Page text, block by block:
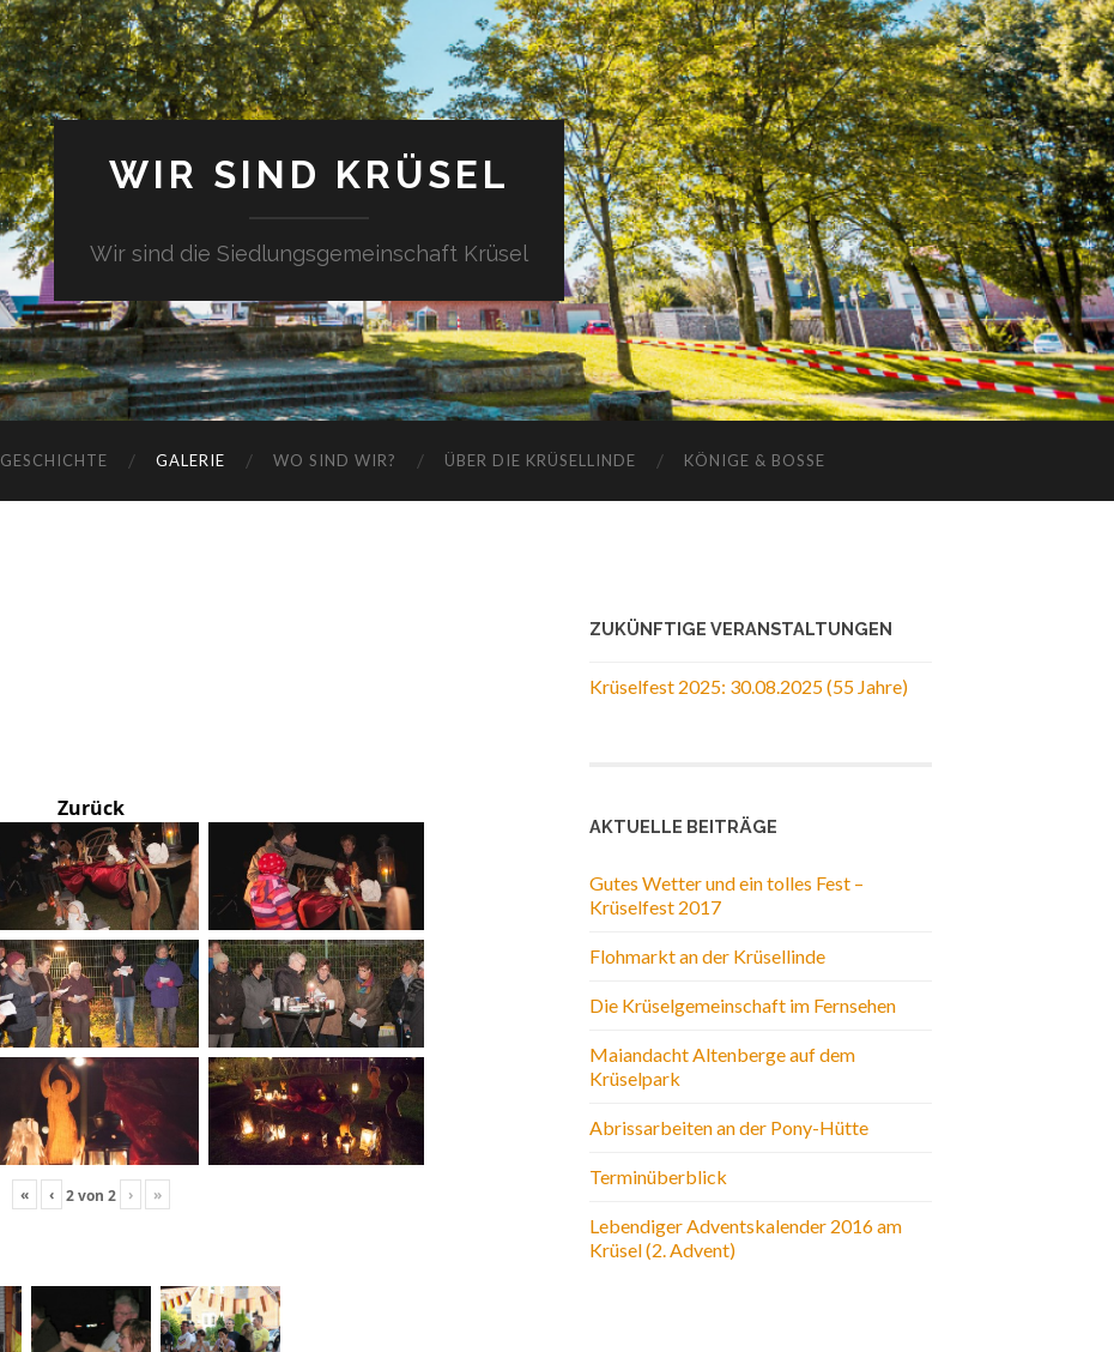
WIR SIND KRÜSEL
Wir sind die Siedlungsgemeinschaft Krüsel
GESCHICHTE GALERIE WO SIND WIR? ÜBER DIE KRÜSELLINDE KÖNIGE & BOSSE
Zurück
« ‹ 2von 2 › »
ZUKÜNFTIGE VERANSTALTUNGEN
Krüselfest 2025: 30.08.2025 (55 Jahre)
AKTUELLE BEITRÄGE
Gutes Wetter und ein tolles Fest –
Krüselfest 2017
Flohmarkt an der Krüsellinde
Die Krüselgemeinschaft im Fernsehen
Maiandacht Altenberge auf dem
Krüselpark
Abrissarbeiten an der Pony-Hütte
Terminüberblick
Lebendiger Adventskalender 2016 am
Krüsel (2. Advent)